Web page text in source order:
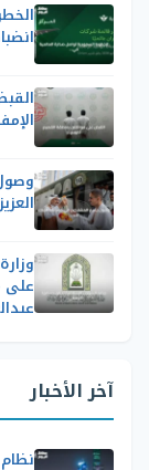
على
آخر الأخبار